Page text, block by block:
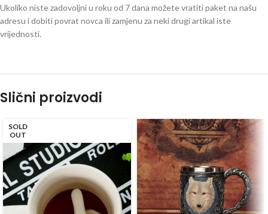
Ukoliko niste zadovoljni u roku od 7 dana možete vratiti paket na našu
adresu i dobiti povrat novca ili zamjenu za neki drugi artikal iste
vrijednosti.
Slični proizvodi
SOLD
OUT